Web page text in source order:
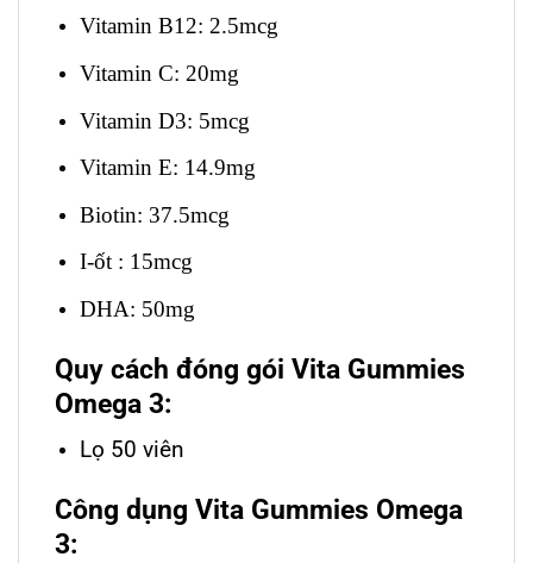
Vitamin B12: 2.5mcg
Vitamin C: 20mg
Vitamin D3: 5mcg
Vitamin E: 14.9mg
Biotin: 37.5mcg
I-ốt : 15mcg
DHA: 50mg
Quy cách đóng gói Vita Gummies
Omega 3:
Lọ 50 viên
Công dụng Vita Gummies Omega
3: